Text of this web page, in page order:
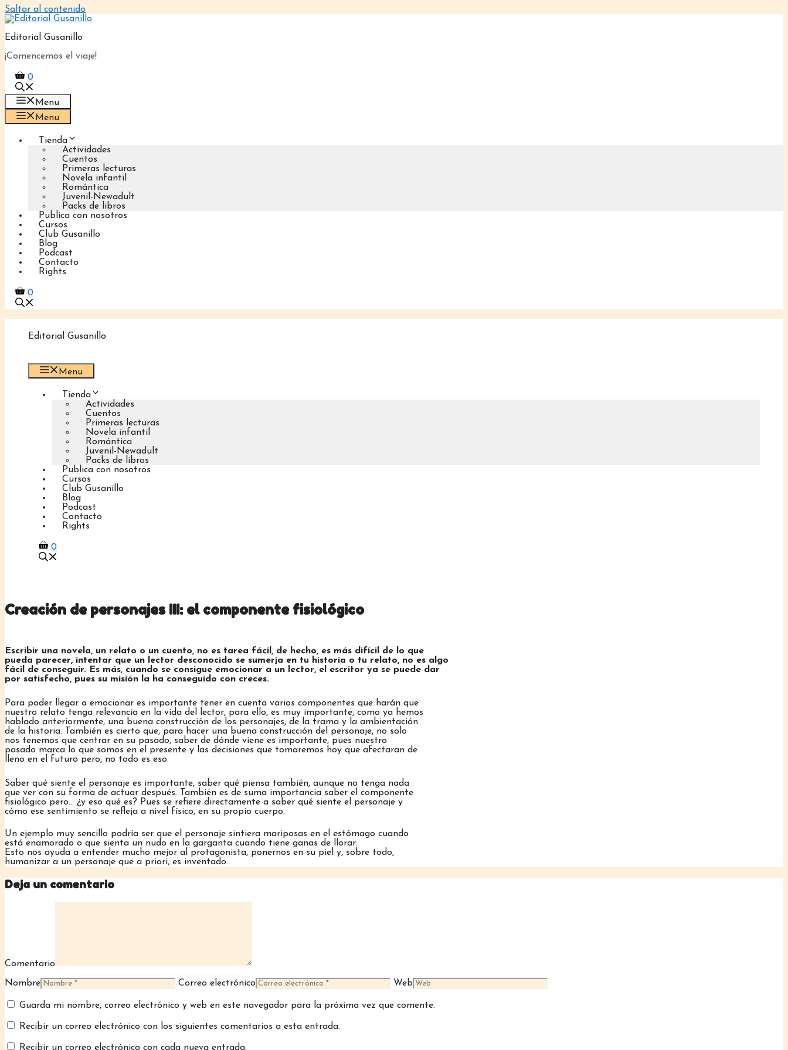
Saltar al contenido
Editorial Gusanillo
¡Comencemos el viaje!
0
Menu
Menu
Tienda
Actividades
Cuentos
Primeras lecturas
Novela infantil
Romántica
Juvenil-Newadult
Packs de libros
Publica con nosotros
Cursos
Club Gusanillo
Blog
Podcast
Contacto
Rights
0
Editorial Gusanillo
Menu
Tienda
Actividades
Cuentos
Primeras lecturas
Novela infantil
Romántica
Juvenil-Newadult
Packs de libros
Publica con nosotros
Cursos
Club Gusanillo
Blog
Podcast
Contacto
Rights
0
Creación de personajes III: el componente fisiológico
Escribir una novela, un relato o un cuento, no es tarea fácil, de hecho, es más difícil de lo que
pueda parecer, intentar que un lector desconocido se sumerja en tu historia o tu relato, no es algo
fácil de conseguir. Es más, cuando se consigue emocionar a un lector, el escritor ya se puede dar
por satisfecho, pues su misión la ha conseguido con creces.
Para poder llegar a emocionar es importante tener en cuenta varios componentes que harán que
nuestro relato tenga relevancia en la vida del lector, para ello, es muy importante, como ya hemos
hablado anteriormente, una buena construcción de los personajes, de la trama y la ambientación
de la historia. También es cierto que, para hacer una buena construcción del personaje, no solo
nos tenemos que centrar en su pasado, saber de dónde viene es importante, pues nuestro
pasado marca lo que somos en el presente y las decisiones que tomaremos hoy que afectaran de
lleno en el futuro pero, no todo es eso.
Saber qué siente el personaje es importante, saber qué piensa también, aunque no tenga nada
que ver con su forma de actuar después. También es de suma importancia saber el componente
fisiológico pero… ¿y eso qué es? Pues se refiere directamente a saber qué siente el personaje y
cómo ese sentimiento se refleja a nivel físico, en su propio cuerpo.
Un ejemplo muy sencillo podría ser que el personaje sintiera mariposas en el estómago cuando
está enamorado o que sienta un nudo en la garganta cuando tiene ganas de llorar.
Esto nos ayuda a entender mucho mejor al protagonista, ponernos en su piel y, sobre todo,
humanizar a un personaje que a priori, es inventado.
Deja un comentario
Comentario
Nombre Correo electrónico Web
Guarda mi nombre, correo electrónico y web en este navegador para la próxima vez que comente.
Recibir un correo electrónico con los siguientes comentarios a esta entrada.
Recibir un correo electrónico con cada nueva entrada.